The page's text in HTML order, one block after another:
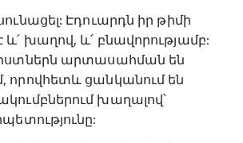
Էդուարդն իր թիմի
խաղով, և՛ բնավորությամբ:
արտասահման են
որովհետև ցանկանում են
խաղալով՝